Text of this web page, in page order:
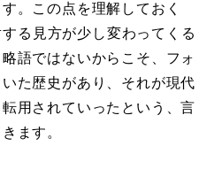
。この点を理解しておく
る見方が少し変わってくる
語ではないからこそ、フォ
た歴史があり、それが現代
用されていったという、言
ます。